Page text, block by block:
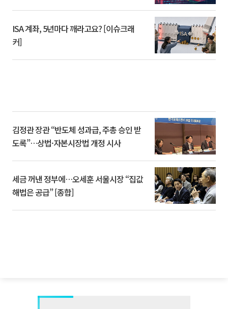
ISA 계좌, 5년마다 깨라고요? [이슈크래
커]
김정관 장관 “반도체 성과급, 주총 승인 받
도록”…상법·자본시장법 개정 시사
세금 꺼낸 정부에…오세훈 서울시장 “집값
해법은 공급” [종합]